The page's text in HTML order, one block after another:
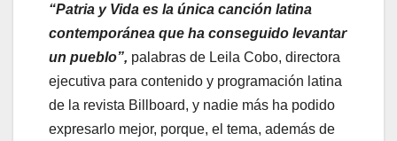
“Patria y Vida es la única canción latina
contemporánea que ha conseguido levantar
un pueblo”, palabras de Leila Cobo, directora
ejecutiva para contenido y programación latina
de la revista Billboard, y nadie más ha podido
expresarlo mejor, porque, el tema, además de